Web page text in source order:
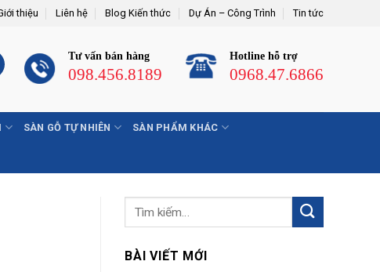
thiệu Liên hệ Blog Kiến thức Dự Án – Công Trình Tin tức
Tư vấn bán hàng
098.456.8189
Hotline hỗ trợ
0968.47.6866
SÀN GỖ TỰ NHIÊN SÀN PHẨM KHÁC
BÀI VIẾT MỚI